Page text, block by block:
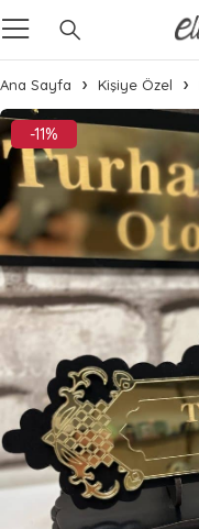
Ana Sayfa Kişiye Özel
-11%